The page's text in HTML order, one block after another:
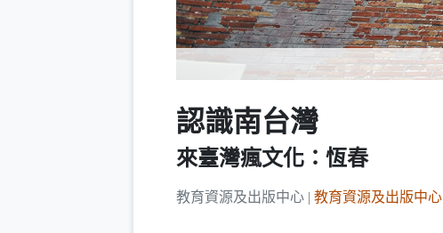
認識南台灣
來臺灣瘋文化：恆春
教育資源及出版中心 | 教育資源及出版中心